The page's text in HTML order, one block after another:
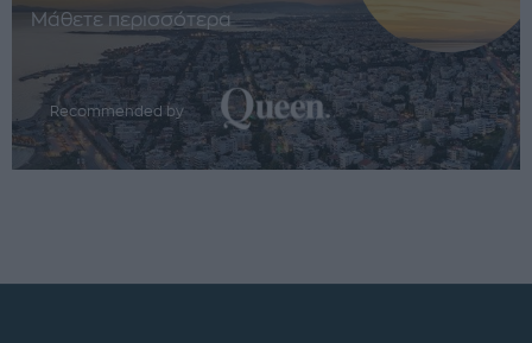
Μάθετε περισσότερα
Recommended by